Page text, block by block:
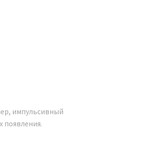
импульсивный
появления.